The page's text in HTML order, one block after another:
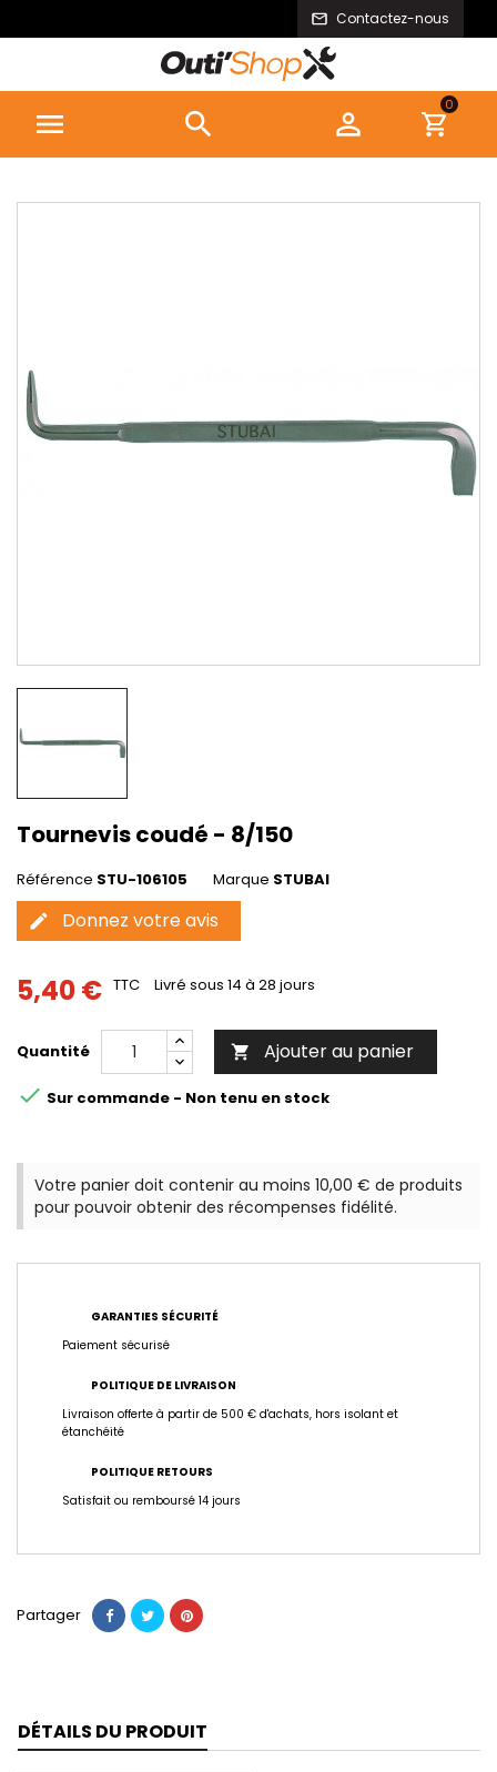
Contactez-nous
  
0
Tournevis coudé - 8/150
Référence STU-106105 Marque STUBAI
edit Donnez votre avis
5,40 € TTC Livré sous 14 à 28 jours
Quantité  Ajouter au panier
 Sur commande - Non tenu en stock
Votre panier doit contenir au moins 10,00 € de produits
pour pouvoir obtenir des récompenses fidélité.
GARANTIES SÉCURITÉ
Paiement sécurisé
POLITIQUE DE LIVRAISON
Livraison offerte à partir de 500 € d'achats, hors isolant et
étanchéité
POLITIQUE RETOURS
Satisfait ou remboursé 14 jours
Partager
DÉTAILS DU PRODUIT